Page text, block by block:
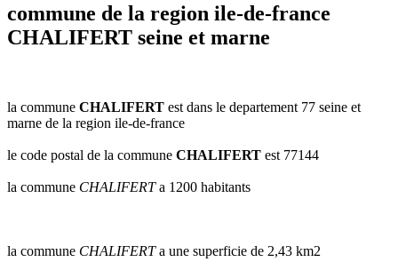
marne
communes
communes
val
oise
val
communes
commune de la region ile-de-france
CHALIFERT seine et marne
la commune CHALIFERT est dans le departement 77 seine et
marne de la region ile-de-france
le code postal de la commune CHALIFERT est 77144
la commune CHALIFERTa 1200 habitants
la commune CHALIFERTa une superficie de 2,43 km2